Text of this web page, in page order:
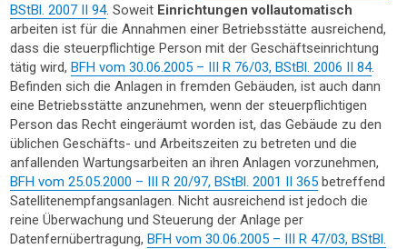
BStBl. 2007 II 94. Soweit Einrichtungen vollautomatisch
arbeiten ist für die Annahmen einer Betriebsstätte ausreichend,
dass die steuerpflichtige Person mit der Geschäftseinrichtung
tätig wird,BFH vom 30.06.2005 – III R 76/03, BStBl. 2006 II 84.
Befinden sich die Anlagen in fremden Gebäuden, ist auch dann
eine Betriebsstätte anzunehmen, wenn der steuerpflichtigen
Person das Recht eingeräumt worden ist, das Gebäude zu den
üblichen Geschäfts- und Arbeitszeiten zu betreten und die
anfallenden Wartungsarbeiten an ihren Anlagen vorzunehmen,
BFH vom 25.05.2000 – III R 20/97, BStBl. 2001 II 365 betreffend
Satellitenempfangsanlagen. Nicht ausreichend ist jedoch die
reine Überwachung und Steuerung der Anlage per
Datenfernübertragung,BFH vom 30.06.2005 – III R 47/03, BStBl.